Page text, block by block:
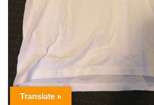
Translate »